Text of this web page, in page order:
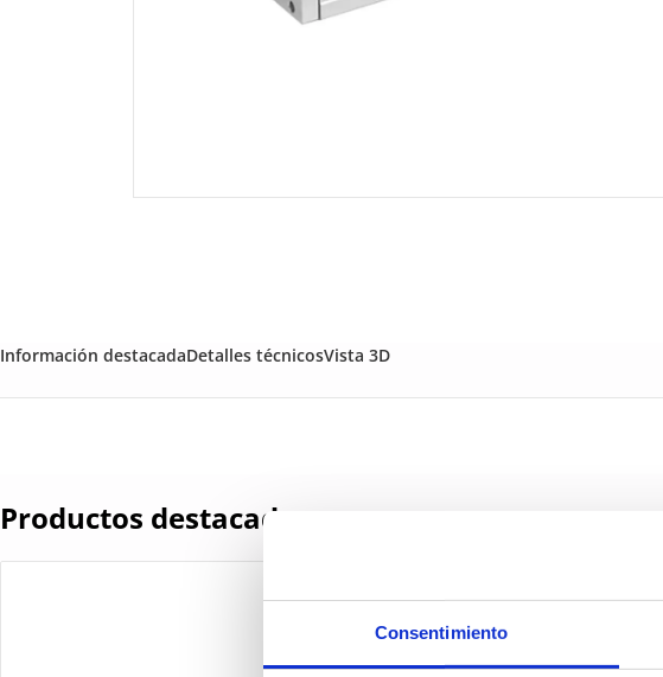
Consentimiento
Información destacadaDetalles técnicosVista 3D
Productos destacados